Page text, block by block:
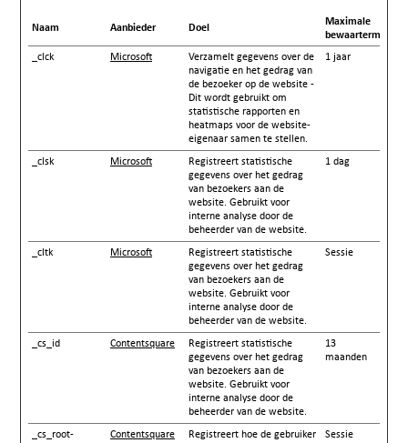
Naam Aanbieder Doel
Maximale
bewaartermijn
_clck
Microsoft
Verzamelt gegevens over de
navigatie en het gedrag van
de bezoeker op de website -
Dit wordt gebruikt om
statistische rapporten en
heatmaps voor de website-
eigenaar samen te stellen.
1 jaar
_clsk Microsoft
Registreert statistische
gegevens over het gedrag
van bezoekers aan de
website. Gebruikt voor
interne analyse door de
beheerder van de website.
1 dag
_cltk Microsoft
Registreert statistische
gegevens over het gedrag
van bezoekers aan de
website. Gebruikt voor
interne analyse door de
beheerder van de website.
Sessie
_cs_id Contentsquare
Registreert statistische
gegevens over het gedrag
van bezoekers aan de
website. Gebruikt voor
interne analyse door de
beheerder van de website.
13
maanden
_cs_root-
Contentsquare
Registreert hoe de gebruiker
Sessie